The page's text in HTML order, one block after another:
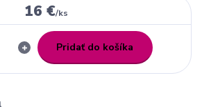
16 €/ks
Pridať do košíka